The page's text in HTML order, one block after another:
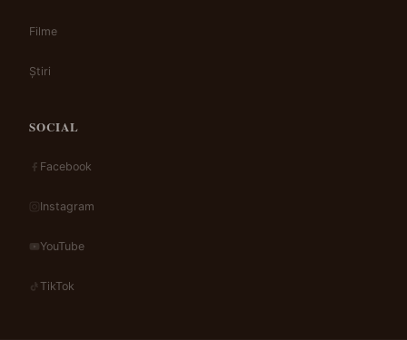
Filme
Știri
SOCIAL
Facebook
Instagram
YouTube
TikTok